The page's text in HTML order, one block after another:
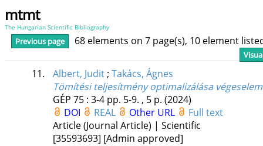
mtmt
The Hungarian Scientific Bibliography
Previous page 68 elements on 7 page(s), 10 element
11. Albert, Judit; Takács, Ágnes
Tömítési teljesítmény optimalizálása
GÉP 75: 3-4 pp. 5-9. , 5 p. (2024)
DOI
REAL Other URL
Full text
Article (Journal Article) | Scientific
[35593693] [Admin approved]